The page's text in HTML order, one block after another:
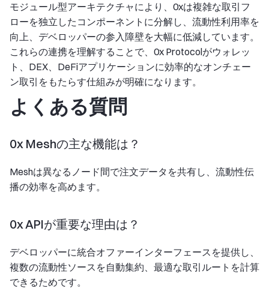
モジュール型アーキテクチャにより、0xは複雑な取引フ
ローを独立したコンポーネントに分解し、流動性利用率を
向上、デベロッパーの参入障壁を大幅に低減しています。
これらの連携を理解することで、0x Protocolがウォレッ
ト、DEX、DeFiアプリケーションに効率的なオンチェー
ン取引をもたらす仕組みが明確になります。
よくある質問
0x Meshの主な機能は？
Meshは異なるノード間で注文データを共有し、流動性伝
播の効率を高めます。
0x APIが重要な理由は？
デベロッパーに統合オファーインターフェースを提供し、
複数の流動性ソースを自動集約、最適な取引ルートを計算
できるためです。